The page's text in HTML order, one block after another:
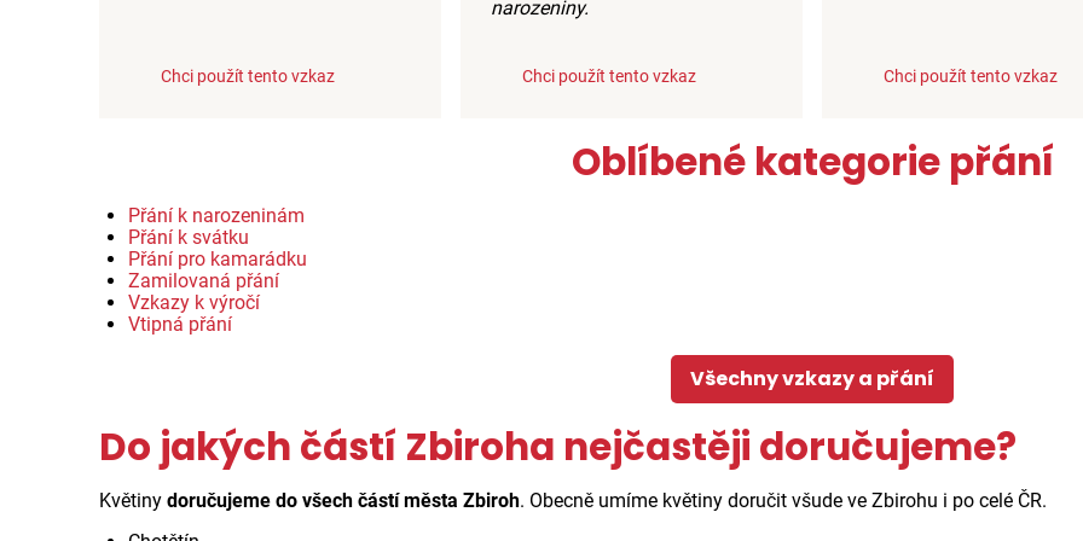
Chci použít tento vzkaz
narozeniny.
Chci použít tento vzkaz Chci použít tento vzkaz
Oblíbené kategorie přání
Přání k narozeninám
Přání k svátku
Přání pro kamarádku
Zamilovaná přání
Vzkazy k výročí
Vtipná přání
Všechny vzkazy a přání
Do jakých částí Zbiroha nejčastěji doručujeme?
Květiny doručujeme do všech částí města Zbiroh. Obecně umíme květiny doručit všude ve Zbirohu i po celé ČR.